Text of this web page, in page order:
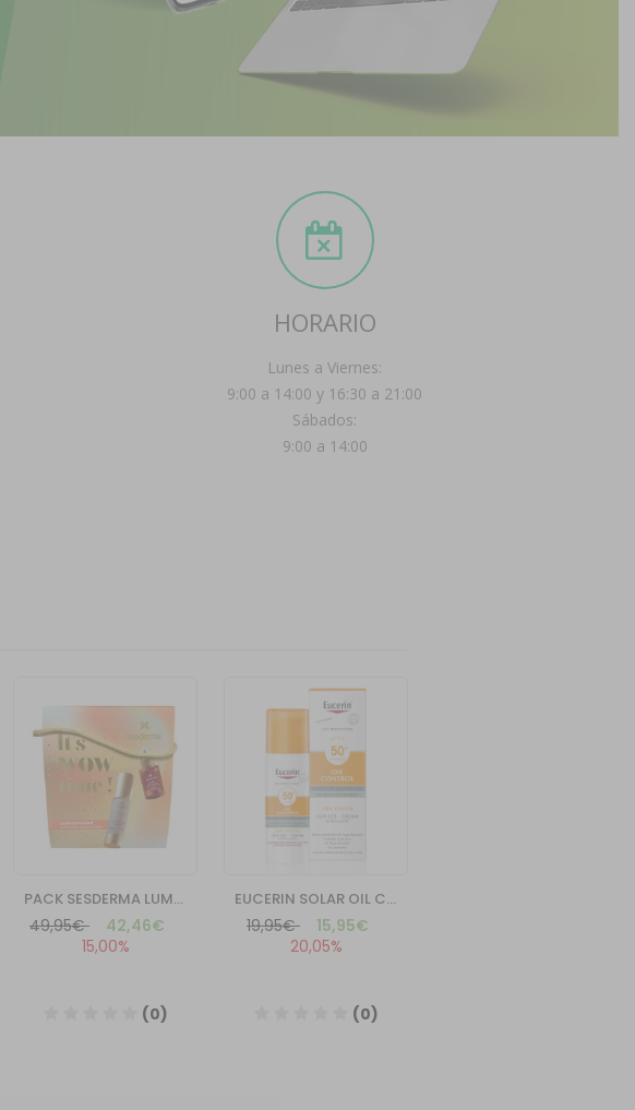
HORARIO
Lunes a Viernes:
9:00 a 14:00 y 16:30 a 21:00
Sábados:
9:00 a 14:00